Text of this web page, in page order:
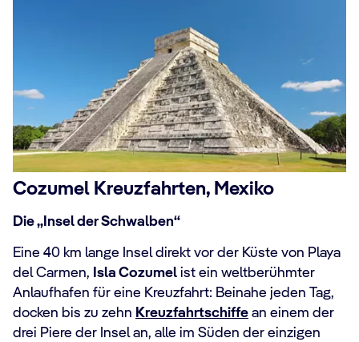
Cozumel Kreuzfahrten, Mexiko
Die „Insel der Schwalben“
Eine 40 km lange Insel direkt vor der Küste von Playa
del Carmen, Isla Cozumel ist ein weltberühmter
Anlaufhafen für eine Kreuzfahrt: Beinahe jeden Tag,
docken bis zu zehn Kreuzfahrtschiffe an einem der
drei Piere der Insel an, alle im Süden der einzigen